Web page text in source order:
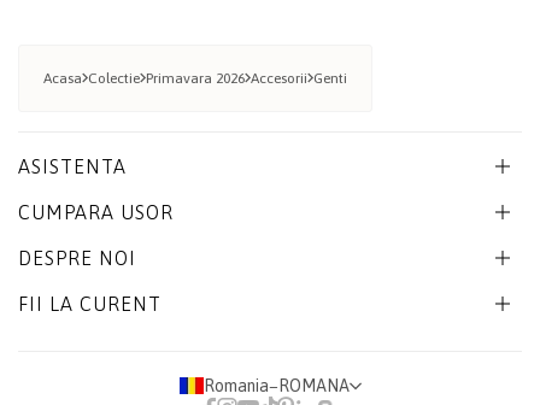
Acasa Colectie Primavara 2026 Accesorii Genti
ASISTENTA
CUMPARA USOR
DESPRE NOI
FII LA CURENT
Romania− ROMANA